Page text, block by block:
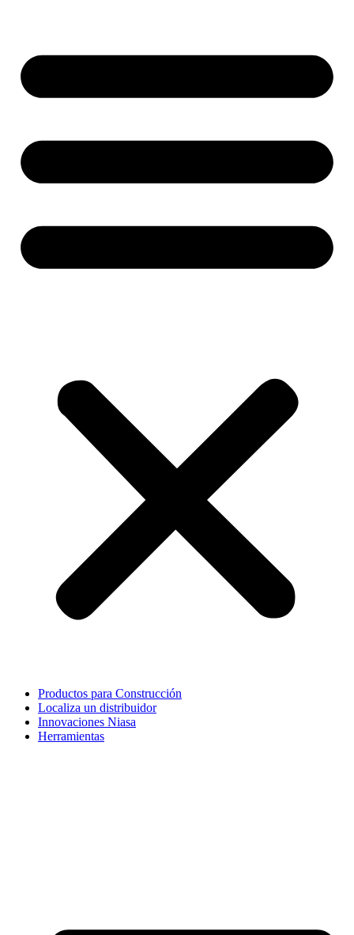
Productos para Construcción
Localiza un distribuidor
Innovaciones Niasa
Herramientas